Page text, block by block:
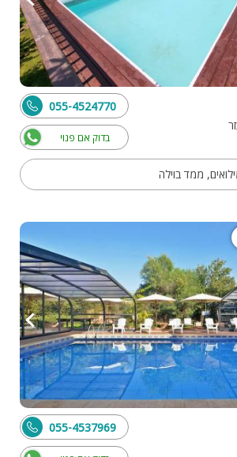
בדוק אם פנוי
055-4524770
ממד בוילה
055-4537969